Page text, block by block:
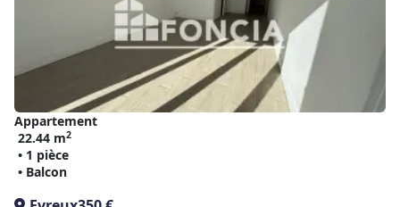
Appartement
22.44 m2
• 1 pièce
• Balcon